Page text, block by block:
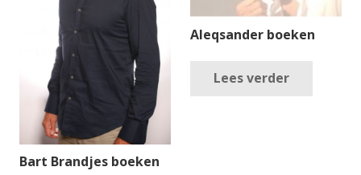
Bart Brandjes boeken
Aleqsander boeken
Lees verder